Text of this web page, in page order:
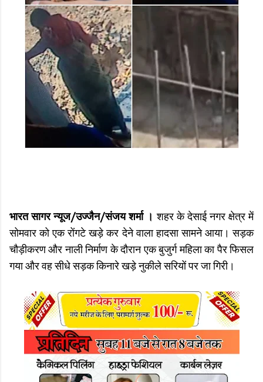
भारत सागर न्यूज/उज्जैन/संजय शर्मा ।शहर के देसाई नगर क्षेत्र में
सोमवार को एक रोंगटे खड़े कर देने वाला हादसा सामने आया। सड़क
चौड़ीकरण और नाली निर्माण के दौरान एक बुजुर्ग महिला का पैर फिसल
गया और वह सीधे सड़क किनारे खड़े नुकीले सरियों पर जा गिरी।